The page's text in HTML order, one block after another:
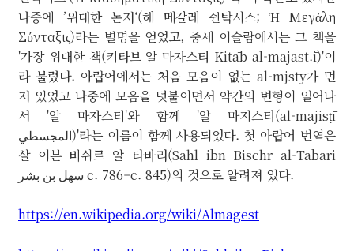
나중에 ’위대한 논저‘(헤 메갈레 쉰탁시스; Ἡ Μεγάλη
Σύνταξις)라는 별명을 얻었고, 중세 이슬람에서는 그 책을
'가장 위대한 책(키타브 알 마자스티 Kitāb al-majast.ī)'이
라 불렀다. 아랍어에서는 처음 모음이 없는 al-mjsty가 먼
저 있었고 나중에 모음을 덧붙이면서 약간의 변형이 일어나
서 '알 마자스티'와 함께 '알 마지스티(al-majisṭī
المجسطي)'라는 이름이 함께 사용되었다. 첫 아랍어 번역은
살 이븐 비쉬르 알 타바리(Sahl ibn Bischr al-Tabari
سهل بن بشر c. 786–c. 845)의 것으로 알려져 있다.
https://en.wikipedia.org/wiki/Almagest